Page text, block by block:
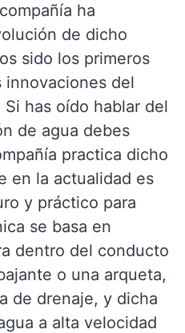
ha
de dicho
sido los primeros
innovaciones del
has oído hablar del
de agua debes
practica dicho
en la actualidad es
y práctico para
se basa en
dentro del conducto
o una arqueta,
de drenaje, y dicha
a alta velocidad